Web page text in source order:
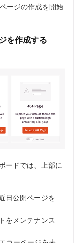
ージの作成を開始
を作成する
ードでは、上部に
日公開ページを
をメンテナンス